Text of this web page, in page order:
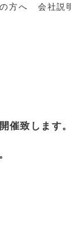
方へ 会社説
催致します。